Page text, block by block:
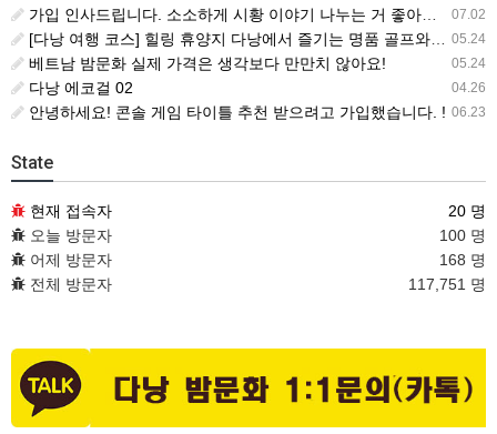
07.02
가입 인사드립니다. 소소하게 시황 이야기 나누는 거 좋아해요. !!
05.24
[다낭 여행 코스] 힐링 휴양지 다낭에서 즐기는 명품 골프와 마사지 총정리
05.24
베트남 밤문화 실제 가격은 생각보다 만만치 않아요!
04.26
다낭 에코걸 02
06.23
안녕하세요! 콘솔 게임 타이틀 추천 받으려고 가입했습니다. !
State
현재 접속자
20 명
오늘 방문자
100 명
어제 방문자
168 명
전체 방문자
117,751 명